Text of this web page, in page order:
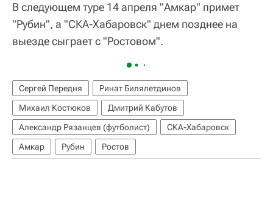
В следующем туре 14 апреля "Амкар" примет
"Рубин", а "СКА-Хабаровск" днем позднее на
выезде сыграет с "Ростовом".
Сергей Передня
Ринат Билялетдинов
Михаил Костюков
Дмитрий Кабутов
Александр Рязанцев (футболист)
СКА-Хабаровск
Амкар
Рубин Ростов